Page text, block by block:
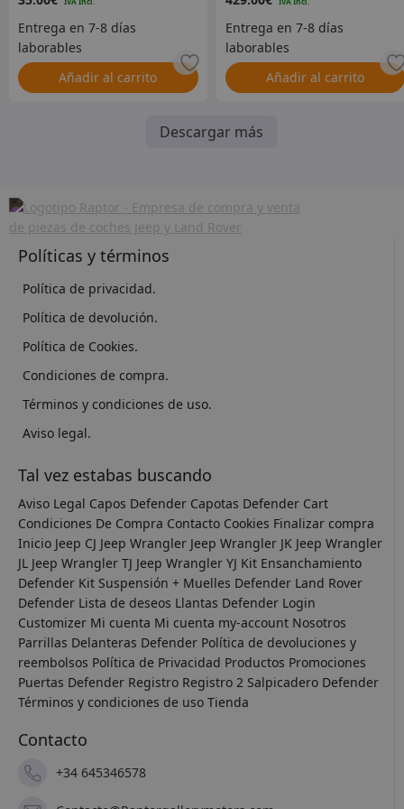
Añadir al carrito Añadir al carrito
Descargar más
Políticas y términos
Política de privacidad.
Política de devolución.
Política de Cookies.
Condiciones de compra.
Términos y condiciones de uso.
Aviso legal.
Tal vez estabas buscando
Aviso Legal Capos Defender Capotas Defender Cart
Condiciones De Compra Contacto Cookies Finalizar compra
Inicio Jeep CJ Jeep Wrangler Jeep Wrangler JK Jeep Wrangler
JL Jeep Wrangler TJ Jeep Wrangler YJ Kit Ensanchamiento
Defender Kit Suspensión + Muelles Defender Land Rover
Defender Lista de deseos Llantas Defender Login
Customizer Mi cuenta Mi cuenta my-account Nosotros
Parrillas Delanteras Defender Política de devoluciones y
reembolsos Política de Privacidad Productos Promociones
Puertas Defender Registro Registro 2 Salpicadero Defender
Términos y condiciones de uso Tienda
Contacto
+34 645346578